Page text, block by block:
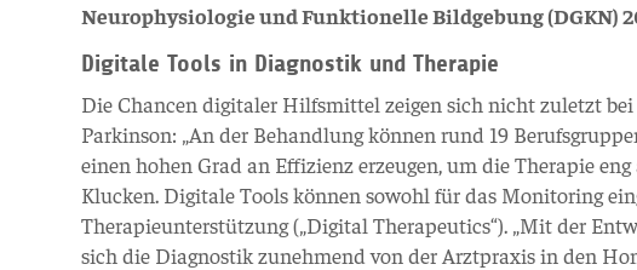
Neurophysiologie und Funktionelle Bildgebung (DGKN)
Digitale Tools in Diagnostik und Therapie
Die Chancen digitaler Hilfsmittel zeigen sich nicht zuletzt
Parkinson: „An der Behandlung können rund 19
einen hohen Grad an Effizienz erzeugen, um die Therapie
Klucken. Digitale Tools können sowohl für das Monitoring
Therapieunterstützung („Digital Therapeutics“). „Mit der
sich die Diagnostik zunehmend von der Arztpraxis in den